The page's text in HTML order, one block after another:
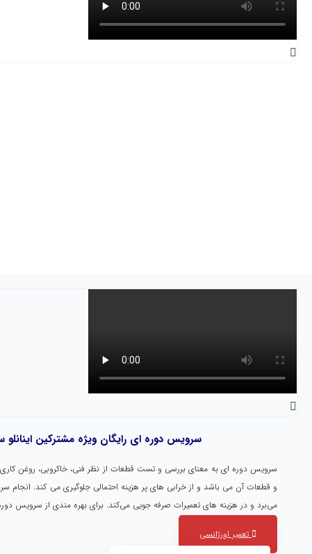
سرویس دوره ای رایگان ویژه مشترکین اینانلو سرویس
سرویس دوره ای به معنای بررسی و تست قطعات از نظر فنی، خاکروبی، روغن
و قطعات آن می باشد و از خرابی های پر هزینه احتمالی جلوگیری می کند. انجام
می‌برد و در هزینه‌ های تعمیرات صرفه جویی می‌کند. برای بهره مندی از سرویس
تعمیر اورژانسی